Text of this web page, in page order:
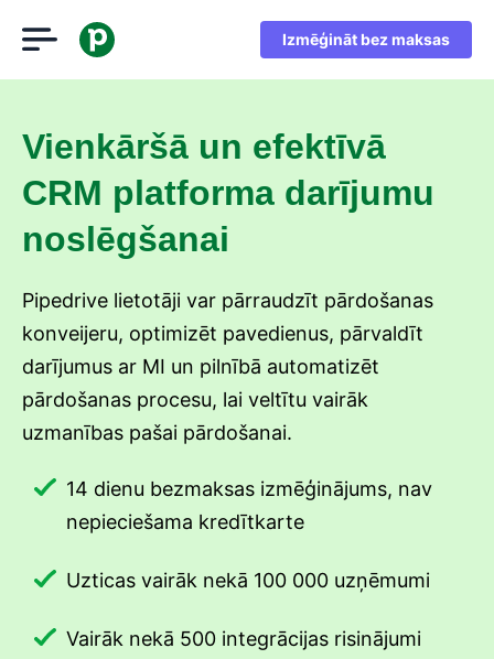
Izmēģināt bez maksas
Vienkāršā un efektīvā
CRM platforma darījumu
noslēgšanai
Pipedrive lietotāji var pārraudzīt pārdošanas
konveijeru, optimizēt pavedienus, pārvaldīt
darījumus ar MI un pilnībā automatizēt
pārdošanas procesu, lai veltītu vairāk
uzmanības pašai pārdošanai.
14 dienu bezmaksas izmēģinājums, nav
nepieciešama kredītkarte
Uzticas vairāk nekā 100 000 uzņēmumi
Vairāk nekā 500 integrācijas risinājumi